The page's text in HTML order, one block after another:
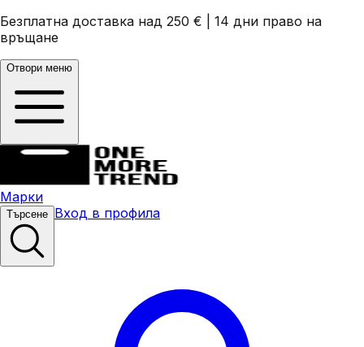
Безплатна доставка над 250 €
14 дни право на
връщане
Отвори меню
Марки
Търсене Вход в профила